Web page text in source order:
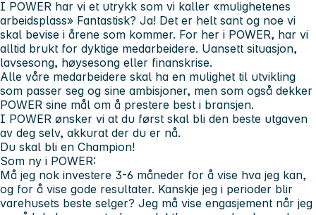
I POWER har vi et utrykk som vi kaller «mulighetenes
arbeidsplass» Fantastisk? Ja! Det er helt sant og noe vi
skal bevise i årene som kommer. For her i POWER, har vi
alltid brukt for dyktige medarbeidere. Uansett situasjon,
lavsesong, høysesong eller finanskrise.
Alle våre medarbeidere skal ha en mulighet til utvikling
som passer seg og sine ambisjoner, men som også dekker
POWER sine mål om å prestere best i bransjen.
I POWER ønsker vi at du først skal bli den beste utgaven
av deg selv, akkurat der du er nå.
Du skal bli en Champion!
Som ny i POWER:
Må jeg nok investere 3-6 måneder for å vise hva jeg kan,
og for å vise gode resultater. Kanskje jeg i perioder blir
varehusets beste selger? Jeg må vise engasjement når jeg